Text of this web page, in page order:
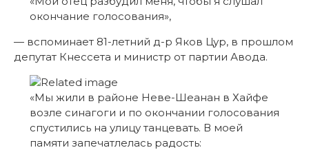
окончание голосования»,
— вспоминает 81-летний д-р Яков Цур, в прошлом
депутат Кнессета и министр от партии Авода.
«Мы жили в районе Неве-Шеанан в Хайфе
возле синагоги и по окончании голосования
спустились на улицу танцевать. В моей
памяти запечатлелась радость: